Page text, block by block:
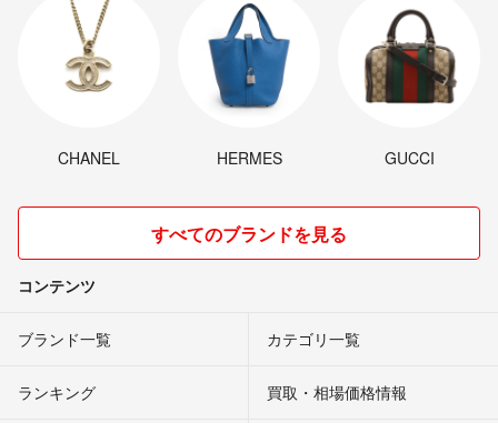
CHANEL HERMES GUCCI
すべてのブランドを見る
コンテンツ
ブランド一覧 カテゴリ一覧
ランキング 買取・相場価格情報